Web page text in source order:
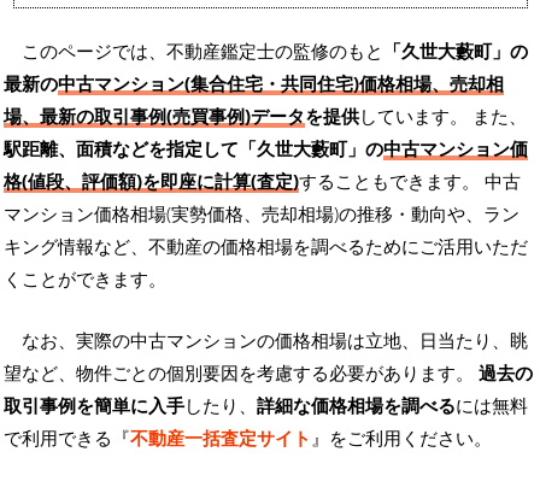
このページでは、不動産鑑定士の監修のもと 「久世大藪町」の
最新の中古マンション(集合住宅・共同住宅)価格相場、売却相
場、最新の取引事例(売買事例)データを提供しています。 また、
駅距離、面積などを指定して「久世大藪町」の中古マンション価
格(値段、評価額)を即座に計算(査定)することもできます。 中古
マンション価格相場(実勢価格、売却相場)の推移・動向や、ラン
キング情報など、不動産の価格相場を調べるためにご活用いただ
くことができます。
なお、実際の中古マンションの価格相場は立地、日当たり、眺
望など、物件ごとの個別要因を考慮する必要があります。 過去の
取引事例を簡単に入手したり、 詳細な価格相場を調べるには無料
で利用できる『不動産一括査定サイト 』をご利用ください。